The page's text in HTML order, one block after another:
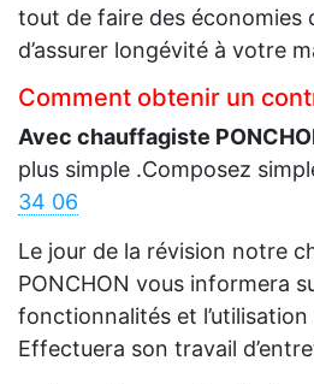
tout de faire des économies
d’assurer longévité à votre
Comment obtenir un
Avec chauffagiste
plus simple .Composez
34 06
Le jour de la révision notre
PONCHON vous informera
fonctionnalités et
Effectuera son travail